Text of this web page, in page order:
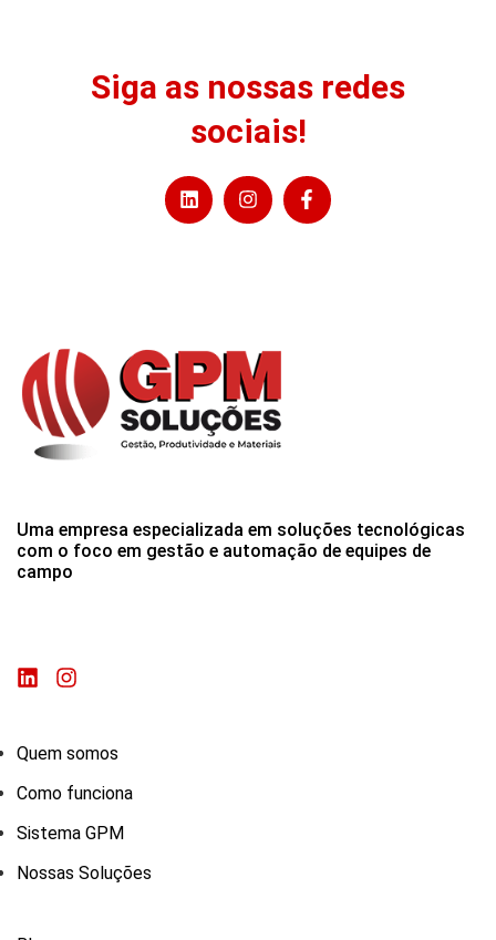
Siga as nossas redes
sociais!
Uma empresa especializada em soluções tecnológicas
com o foco em gestão e automação de equipes de
campo
Quem somos
Como funciona
Sistema GPM
Nossas Soluções